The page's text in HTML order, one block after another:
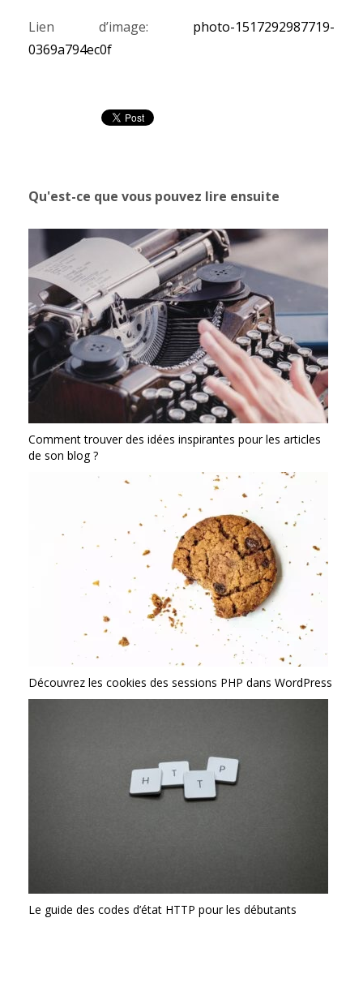
Lien d’image: photo-1517292987719-
0369a794ec0f
Qu'est-ce que vous pouvez lire ensuite
Comment trouver des idées inspirantes pour les articles
de son blog ?
Découvrez les cookies des sessions PHP dans WordPress
Le guide des codes d’état HTTP pour les débutants